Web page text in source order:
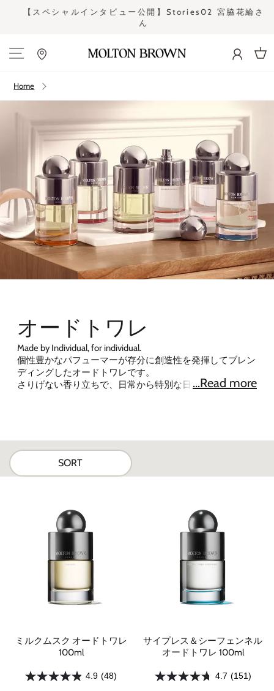
Pause
【スペシャルインタビュー公開】Stories02 宮脇花綸さ
ん
Site navigation
Home
オードトワレ
Made by Individual, for individual.
個性豊かなパフューマーが存分に創造性を発揮してブレン
ディングしたオードトワレです。
さりげない香り立ちで、日常から特別な日まで幅広くお使
...Read more
SORT
ミルクムスク オードトワレ
100ml
4.9 (48)
サイプレス＆シーフェンネル
オードトワレ 100ml
4.7 (151)